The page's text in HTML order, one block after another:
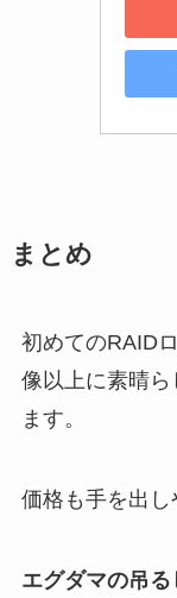
まとめ
初めてのRAID
像以上に素晴
ます。
価格も手を出し
エグダマの吊